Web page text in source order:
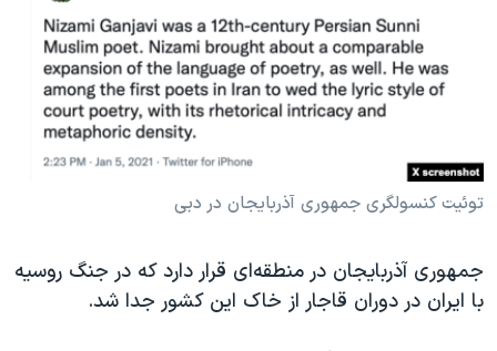
توئیت کنسولگری جمهوری آذربایجان در دبی
جمهوری آذربایجان در منطقه‌ای قرار دارد که در جنگ روسیه
با ایران در دوران قاجار از خاک این کشور جدا شد.